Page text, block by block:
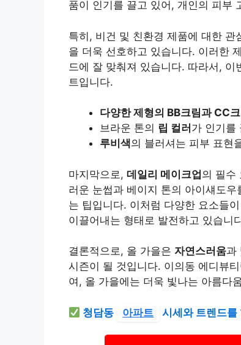
품이 인기를 끌고 있어, 개인의 피부
특히, 비건 및 친환경 제품에 대한 관
을 더욱 선호하고 있습니다. 이러한
드에 잘 맞춰져 있습니다. 따라서,
트입니다.
다양한 제형의 BB크림과 CC
브라운 톤의 립 컬러 가 인기를
루비색의 블러셔는 피부 표현
마지막으로, 데일리 메이크업의 필수
러운 눈썹과 베이지 톤의 아이섀도
는 팁입니다. 이처럼 다양한 요소들
이끌어내는 형태로 발전하고 있습니
결론적으로, 올 가을은 자연스러움과
시즌이 될 것입니다. 이의동 에디뷰
여, 올 가을에는 더욱 빛나는 아름다
청담동 아파트 시세와 트렌드를